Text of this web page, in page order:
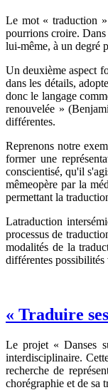
Le mot « traduction »
pourrions croire.
lui-même, à un degré
Un deuxième aspect
dans les détails,
donc le langage
renouvelée »
différentes.
Reprenons notre
former une
conscientisé, qu'il
mêmeopère par la
permettant la
Latraduction
processus de
modalités de la
différentes possibilités
« Traduire
Le projet « Danses
interdisciplinaire.
recherche de
chorégraphie et de sa